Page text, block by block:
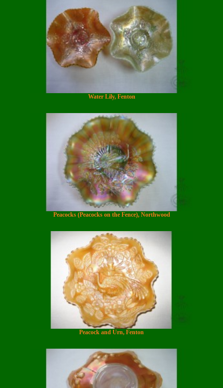
Water Lily, Fenton
Peacocks (Peacocks on the Fence), Northwood
Peacock and Urn, Fenton